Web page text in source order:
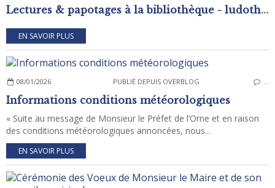
Lectures & papotages à la bibliothèque - ludothèque
EN SAVOIR PLUS
08/01/2026 PUBLIÉ DEPUIS OVERBLOG …
Informations conditions météorologiques
« Suite au message de Monsieur le Préfet de l’Orne et en raison
des conditions météorologiques annoncées, nous...
EN SAVOIR PLUS